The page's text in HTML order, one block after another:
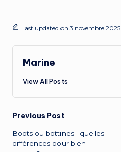
Last updated on 3 novembre 2025
Marine
View All Posts
Previous Post
Boots ou bottines : quelles
différences pour bien